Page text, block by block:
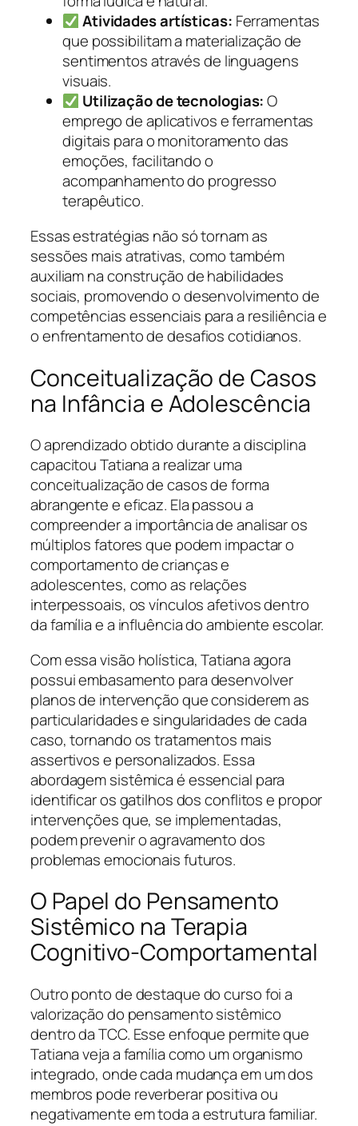
Atividades artísticas: Ferramentas
que possibilitam a materialização de
sentimentos através de linguagens
visuais.
Utilização de tecnologias:O
emprego de aplicativos e ferramentas
digitais para o monitoramento das
emoções, facilitando o
acompanhamento do progresso
terapêutico.
Essas estratégias não só tornam as
sessões mais atrativas, como também
auxiliam na construção de habilidades
sociais, promovendo o desenvolvimento de
competências essenciais para a resiliência e
o enfrentamento de desafios cotidianos.
Conceitualização de Casos
na Infância e Adolescência
O aprendizado obtido durante a disciplina
capacitou Tatiana a realizar uma
conceitualização de casos de forma
abrangente e eficaz. Ela passou a
compreender a importância de analisar os
múltiplos fatores que podem impactar o
comportamento de crianças e
adolescentes, como as relações
interpessoais, os vínculos afetivos dentro
da família e a influência do ambiente escolar.
Com essa visão holística, Tatiana agora
possui embasamento para desenvolver
planos de intervenção que considerem as
particularidades e singularidades de cada
caso, tornando os tratamentos mais
assertivos e personalizados. Essa
abordagem sistêmica é essencial para
identificar os gatilhos dos conflitos e propor
intervenções que, se implementadas,
podem prevenir o agravamento dos
problemas emocionais futuros.
O Papel do Pensamento
Sistêmico na Terapia
Cognitivo-Comportamental
Outro ponto de destaque do curso foi a
valorização do pensamento sistêmico
dentro da TCC. Esse enfoque permite que
Tatiana veja a família como um organismo
integrado, onde cada mudança em um dos
membros pode reverberar positiva ou
negativamente em toda a estrutura familiar.